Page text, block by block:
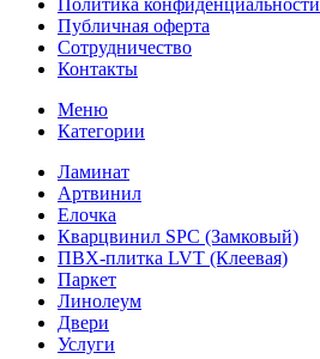
Публичная оферта
Сотрудничество
Контакты
Меню
Категории
Ламинат
Артвинил
Елочка
Кварцвинил SPC (Замковый)
ПВХ-плитка LVT (Клеевая)
Паркет
Линолеум
Двери
Услуги